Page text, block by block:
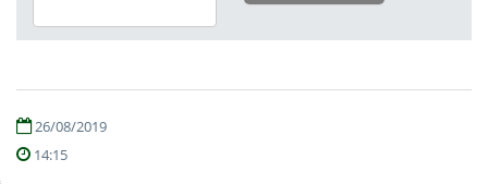
26/08/2019
14:15